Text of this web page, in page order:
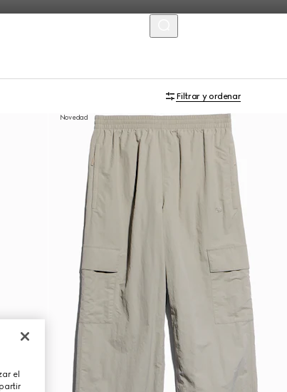
Filtrar y ordenar
Novedad
el